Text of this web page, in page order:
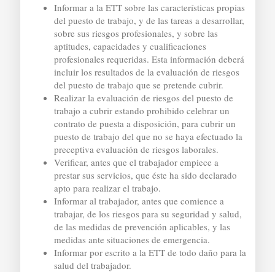
Informar a la ETT sobre las características propias
del puesto de trabajo, y de las tareas a desarrollar,
sobre sus riesgos profesionales, y sobre las
aptitudes, capacidades y cualificaciones
profesionales requeridas. Esta información deberá
incluir los resultados de la evaluación de riesgos
del puesto de trabajo que se pretende cubrir.
Realizar la evaluación de riesgos del puesto de
trabajo a cubrir estando prohibido celebrar un
contrato de puesta a disposición, para cubrir un
puesto de trabajo del que no se haya efectuado la
preceptiva evaluación de riesgos laborales.
Verificar, antes que el trabajador empiece a
prestar sus servicios, que éste ha sido declarado
apto para realizar el trabajo.
Informar al trabajador, antes que comience a
trabajar, de los riesgos para su seguridad y salud,
de las medidas de prevención aplicables, y las
medidas ante situaciones de emergencia.
Informar por escrito a la ETT de todo daño para la
salud del trabajador.